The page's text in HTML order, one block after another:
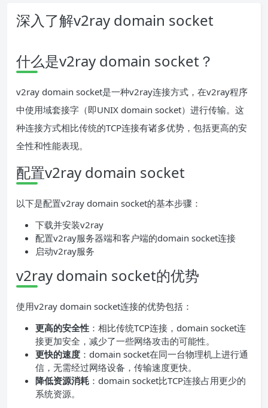
深入了解v2ray domain socket
什么是v2ray domain socket？
v2ray domain socket是一种v2ray连接方式，在v2ray程序
中使用域套接字（即UNIX domain socket）进行传输。这
种连接方式相比传统的TCP连接有诸多优势，包括更高的安
全性和性能表现。
配置v2ray domain socket
以下是配置v2ray domain socket的基本步骤：
下载并安装v2ray
配置v2ray服务器端和客户端的domain socket连接
启动v2ray服务
v2ray domain socket的优势
使用v2ray domain socket连接的优势包括：
更高的安全性 ：相比传统TCP连接，domain socket连
接更加安全，减少了一些网络攻击的可能性。
更快的速度 ：domain socket在同一台物理机上进行通
信，无需经过网络设备，传输速度更快。
降低资源消耗 ：domain socket比TCP连接占用更少的
系统资源。